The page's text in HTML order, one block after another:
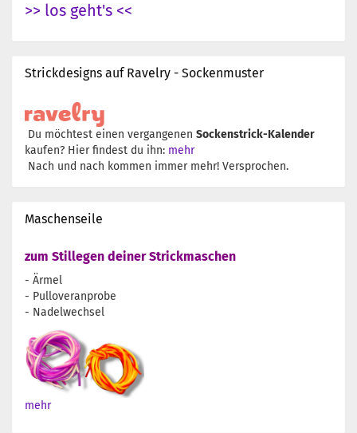
>> los geht's <<
Strickdesigns auf Ravelry - Sockenmuster
Du möchtest einen vergangenen Sockenstrick-Kalender
kaufen? Hier findest du ihn: mehr
Nach und nach kommen immer mehr! Versprochen.
Maschenseile
zum Stillegen deiner Strickmaschen
- Ärmel
- Pulloveranprobe
- Nadelwechsel
mehr